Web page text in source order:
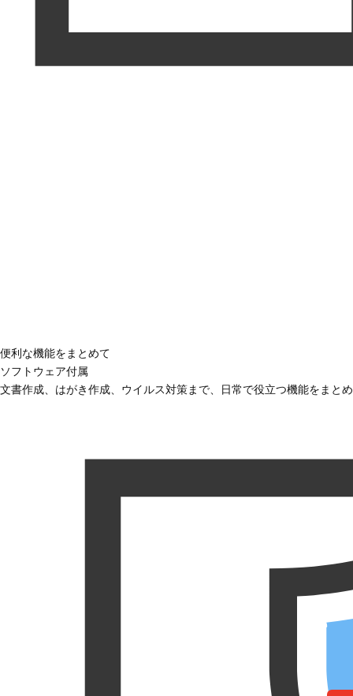
便利な機能をまとめて
ソフトウェア付属
文書作成、はがき作成、ウイルス対策まで、日常で役立つ機能をまと